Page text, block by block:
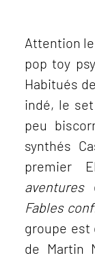
Attention le
pop toy
Habitués
indé, le
peu
synthés
premier
aventures
Fables
groupe est
de Martin